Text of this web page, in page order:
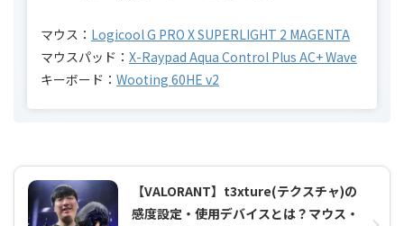
マウス： Logicool G PRO X SUPERLIGHT 2 MAGENTA
マウスパッド： X-Raypad Aqua Control Plus AC+ Wave
キーボード： Wooting 60HE v2
【VALORANT】t3xture(テクスチャ)の
感度設定・使用デバイスとは？マウス・